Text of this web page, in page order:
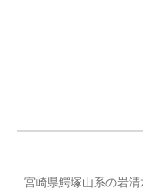
宮崎県鰐塚山系の岩